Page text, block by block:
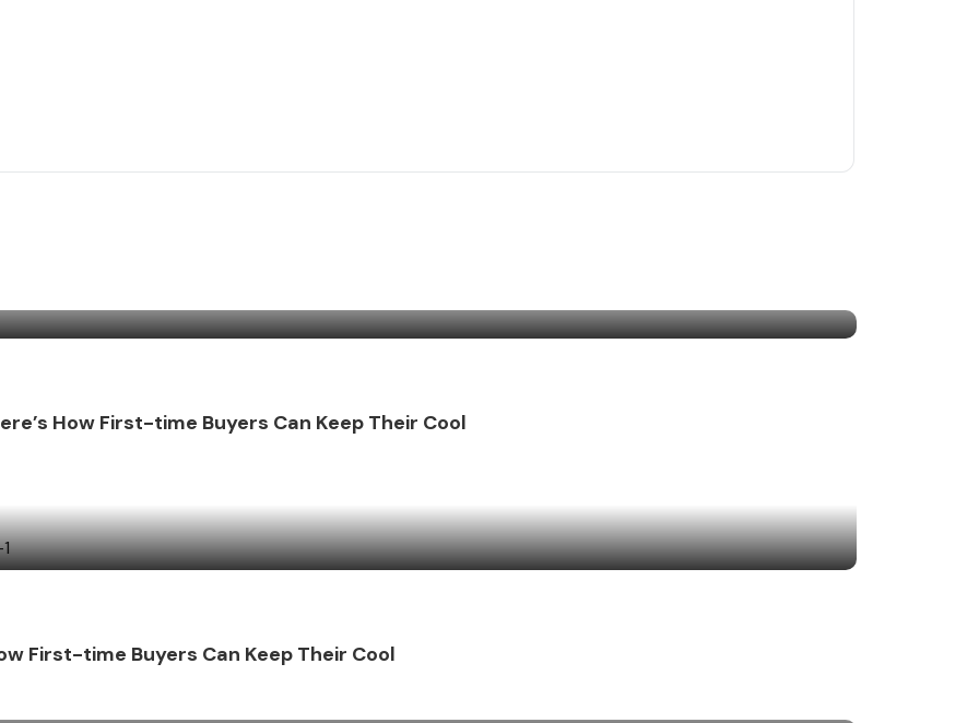
How First-time Buyers Can Keep Their Cool
First-time Buyers Can Keep Their Cool